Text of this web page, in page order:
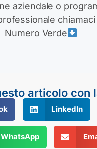
aziendale o
chiamaci
Numero Verde
articolo con
LinkedIn
WhatsApp